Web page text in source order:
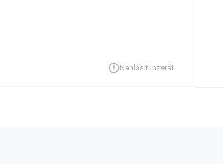
Nahlásit inzerát